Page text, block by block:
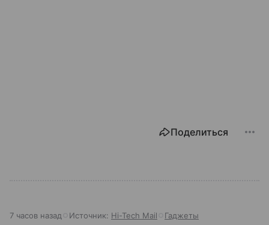
Поделиться
7 часов назад Источник: Hi-Tech Mail Гаджеты